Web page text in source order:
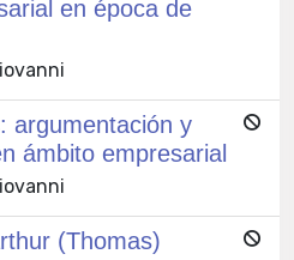
en época de
argumentación y
ámbito empresarial
(Thomas)